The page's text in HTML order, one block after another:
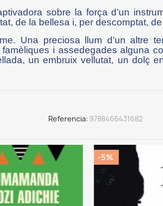
sobre la força d’un
de la bellesa i, per descomptat,
Una preciosa llum d’un altre
i assedegades alguna
un embruix vellutat, un dolç
Referencia 9788466431682
-5%